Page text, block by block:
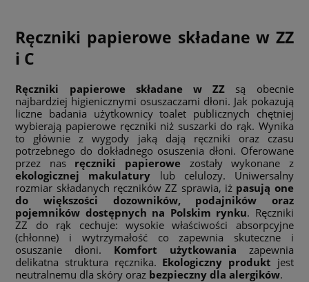
Ręczniki papierowe składane w ZZ
i C
Ręczniki papierowe składane w ZZ są obecnie
najbardziej higienicznymi osuszaczami dłoni. Jak pokazują
liczne badania użytkownicy toalet publicznych chętniej
wybierają papierowe ręczniki niż suszarki do rąk. Wynika
to głównie z wygody jaką dają ręczniki oraz czasu
potrzebnego do dokładnego osuszenia dłoni. Oferowane
przez nas ręczniki papierowe zostały wykonane z
ekologicznej makulatury lub celulozy. Uniwersalny
rozmiar składanych ręczników ZZ sprawia, iż pasują one
do większości dozowników, podajników oraz
pojemników dostępnych na Polskim rynku. Ręczniki
ZZ do rąk cechuje: wysokie właściwości absorpcyjne
(chłonne) i wytrzymałość co zapewnia skuteczne i
osuszanie dłoni. Komfort użytkowania zapewnia
delikatna struktura ręcznika. Ekologiczny produkt jest
neutralnemu dla skóry oraz bezpieczny dla alergików.